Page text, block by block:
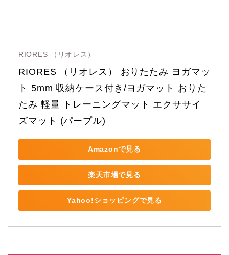
RIORES （リオレス）
RIORES （リオレス） おりたたみ ヨガマッ
ト 5mm 収納ケース付き/ヨガマット おりた
たみ 軽量 トレーニングマット エクササイ
ズマット (パープル)
Amazonで見る
楽天市場で見る
Yahoo!ショッピングで見る